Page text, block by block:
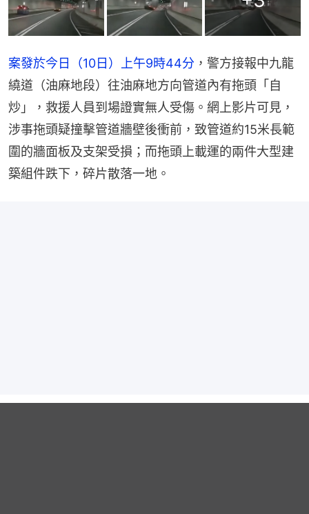
案發於今日（10日）上午9時44分 ，警方接報中九龍
繞道（油麻地段）往油麻地方向管道內有拖頭「自
炒」，救援人員到場證實無人受傷。網上影片可見，
涉事拖頭疑撞擊管道牆壁後衝前，致管道約15米長範
圍的牆面板及支架受損；而拖頭上載運的兩件大型建
築組件跌下，碎片散落一地。